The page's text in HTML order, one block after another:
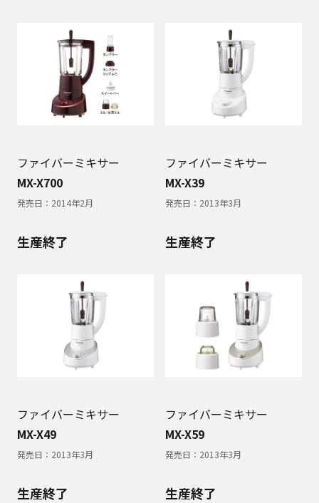
ファイバーミキサー
MX-X700
発売日： 2014年2月
ファイバーミキサー
MX-X39
発売日： 2013年3月
生産終了
ファイバーミキサー
MX-X49
発売日： 2013年3月
生産終了
ファイバーミキサー
MX-X59
発売日： 2013年3月
生産終了 生産終了